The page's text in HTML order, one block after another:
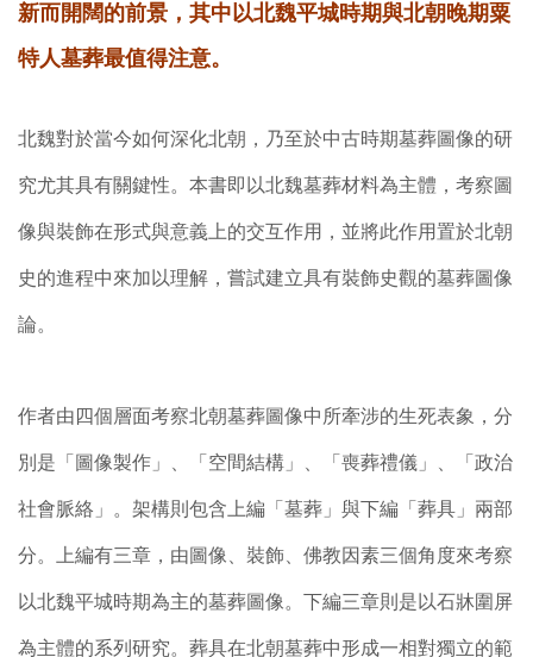
新而開闊的前景，其中以北魏平城時期與北朝晚期粟
特人墓葬最值得注意。
北魏對於當今如何深化北朝，乃至於中古時期墓葬圖像的研
究尤其具有關鍵性。本書即以北魏墓葬材料為主體，考察圖
像與裝飾在形式與意義上的交互作用，並將此作用置於北朝
史的進程中來加以理解，嘗試建立具有裝飾史觀的墓葬圖像
論。
作者由四個層面考察北朝墓葬圖像中所牽涉的生死表象，分
別是「圖像製作」、「空間結構」、「喪葬禮儀」、「政治
社會脈絡」。架構則包含上編「墓葬」與下編「葬具」兩部
分。上編有三章，由圖像、裝飾、佛教因素三個角度來考察
以北魏平城時期為主的墓葬圖像。下編三章則是以石牀圍屏
為主體的系列研究。葬具在北朝墓葬中形成一相對獨立的範